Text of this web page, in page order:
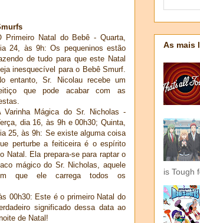
Primeiro Natal do Bebê - Quarta,
24, às 9h: Os pequeninos estão
de tudo para que este Natal
inesquecível para o Bebê Smurf.
entanto, Sr. Nicolau recebe um
que pode acabar com as
Varinha Mágica do Sr. Nicholas -
dia 16, às 9h e 00h30; Quinta,
25, às 9h: Se existe alguma coisa
perturbe a feiticeira é o espírito
Natal. Ela prepara-se para raptar o
mágico do Sr. Nicholas, aquele
que ele carrega todos os
00h30: Este é o primeiro Natal do
significado dessa data ao
de Natal!
As mais
is Tough